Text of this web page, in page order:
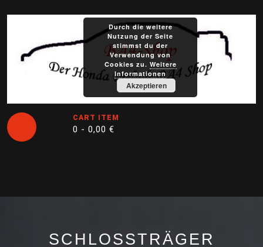
CART ITEM
0 - 0,00 €
Button
SCHLOSSTRÄGER
Durch die weitere
Nutzung der Seite
stimmst du der
Verwendung von
Cookies zu. Weitere
Informationen
Akzeptieren